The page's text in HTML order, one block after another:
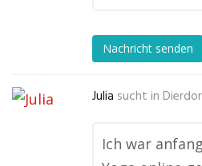
Nachricht senden
Julia sucht in
Ich war